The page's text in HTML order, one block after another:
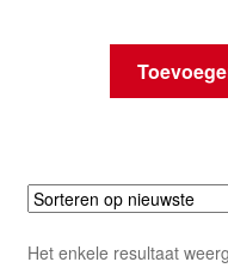
Het enkele resultaat